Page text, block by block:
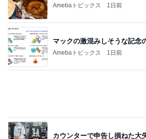
Amebaトピックス 1日前
朝から1人で入った最高の温泉
Amebaトピックス 20時間前